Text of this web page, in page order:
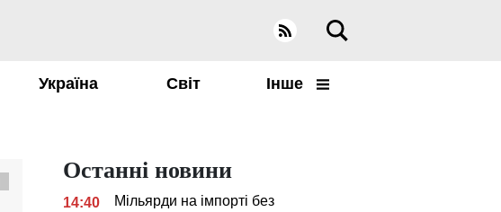
Україна Світ Інше
Останні новини
14:40
Мільярди на імпорті без